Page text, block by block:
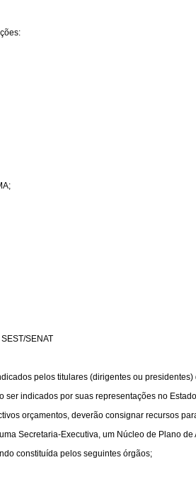
SENAT
pelos titulares (dirigentes ou
ser indicados por suas representações no
orçamentos, deverão consignar recursos
Secretaria-Executiva, um Núcleo de Plano
constituída pelos seguintes órgãos;